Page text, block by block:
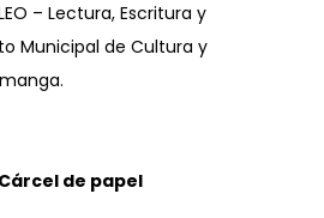
– Lectura, Escritura y
Municipal de Cultura y
de papel